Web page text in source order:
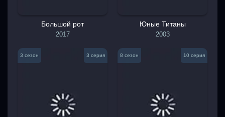
Большой рот
2017
Юные Титаны
2003
3 сезон 3 серия 8 сезон 10 серия